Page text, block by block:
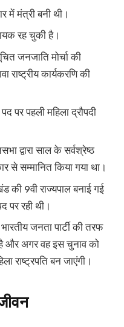
मंत्री बनी थी।
रह चुकी है।
जनजाति मोर्चा की
राष्ट्रीय कार्यकरणि की
पर पहली महिला द्रौपदी
द्वारा साल के सर्वश्रेष्ठ
से सम्मानित किया गया था।
की 9वी राज्यपाल बनाई गई
रही थी।
जनता पार्टी की तरफ
है और अगर वह इस चुनाव को
राष्ट्रपति बन जाएंगी।